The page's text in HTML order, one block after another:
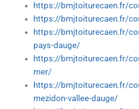
https://bmjtoiturecaen.fr/
https://bmjtoiturecaen.fr/
https://bmjtoiturecaen.fr/
pays-dauge/
https://bmjtoiturecaen.fr/
mer/
https://bmjtoiturecaen.fr/
mezidon-vallee-dauge/